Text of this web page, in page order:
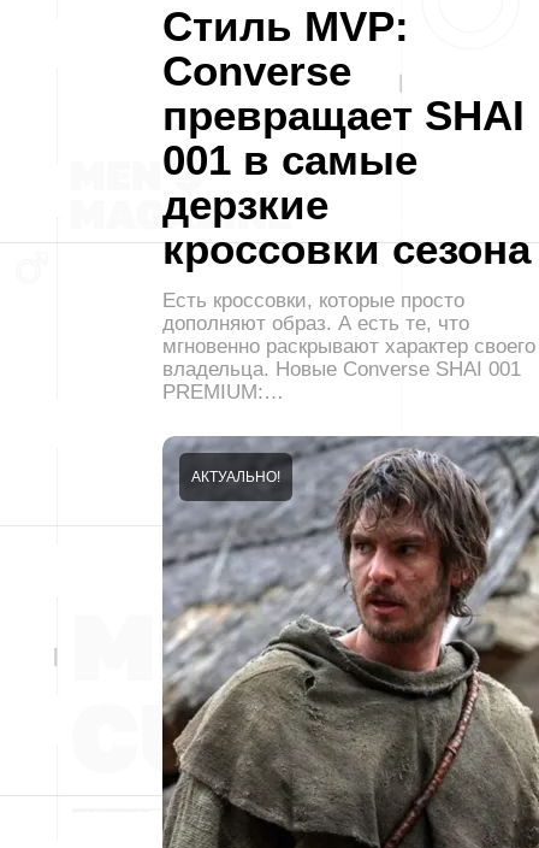
Стиль MVP:
Converse
превращает SHAI
001 в самые
дерзкие
кроссовки сезона
Есть кроссовки, которые просто
дополняют образ. А есть те, что
мгновенно раскрывают характер своего
владельца. Новые Converse SHAI 001
PREMIUM:…
АКТУАЛЬНО!